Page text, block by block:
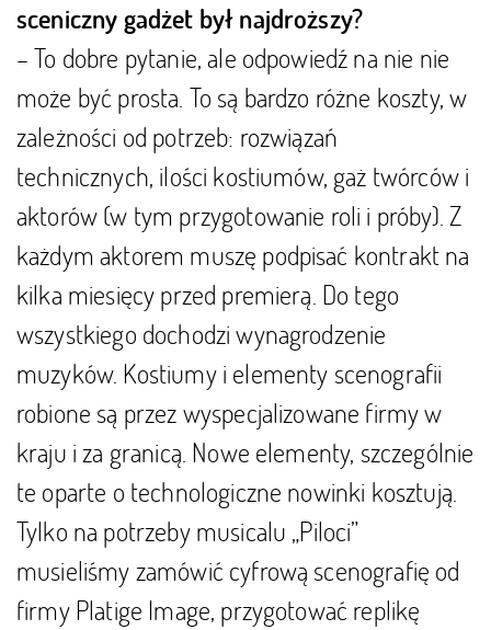
sceniczny gadżet był najdroższy?
– To dobre pytanie, ale odpowiedź na nie nie
może być prosta. To są bardzo różne koszty, w
zależności od potrzeb: rozwiązań
technicznych, ilości kostiumów, gaż twórców i
aktorów (w tym przygotowanie roli i próby). Z
każdym aktorem muszę podpisać kontrakt na
kilka miesięcy przed premierą. Do tego
wszystkiego dochodzi wynagrodzenie
muzyków. Kostiumy i elementy scenografii
robione są przez wyspecjalizowane firmy w
kraju i za granicą. Nowe elementy, szczególnie
te oparte o technologiczne nowinki kosztują.
Tylko na potrzeby musicalu „Piloci”
musieliśmy zamówić cyfrową scenografię od
firmy Platige Image, przygotować replikę